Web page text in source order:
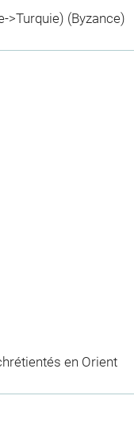
>Turquie) (Byzance)
en Orient